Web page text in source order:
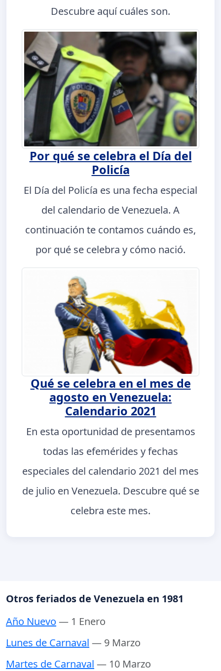
Descubre aquí cuáles son.
Por qué se celebra el Día del
Policía
El Día del Policía es una fecha especial
del calendario de Venezuela. A
continuación te contamos cuándo es,
por qué se celebra y cómo nació.
Qué se celebra en el mes de
agosto en Venezuela:
Calendario 2021
En esta oportunidad de presentamos
todas las efemérides y fechas
especiales del calendario 2021 del mes
de julio en Venezuela. Descubre qué se
celebra este mes.
Otros feriados de Venezuela en 1981
Año Nuevo — 1 Enero
Lunes de Carnaval — 9 Marzo
Martes de Carnaval — 10 Marzo